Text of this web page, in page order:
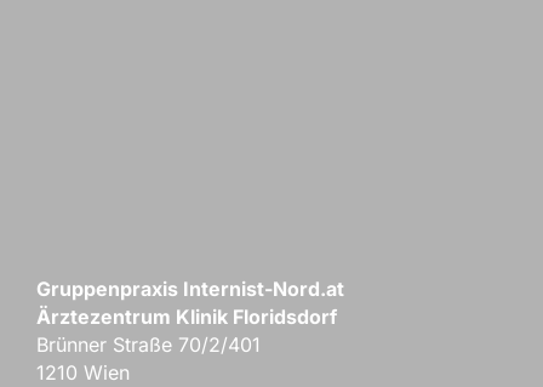
Gruppenpraxis Internist-Nord.at
Ärztezentrum Klinik Floridsdorf
Brünner Straße 70/2/401
1210 Wien